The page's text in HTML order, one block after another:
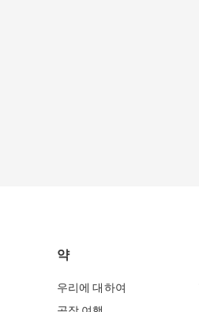
약
우리에 대하여